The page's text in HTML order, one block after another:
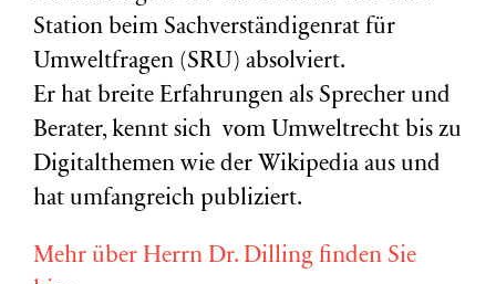
Station beim Sachverständigenrat für
Umweltfragen (SRU) absolviert.
Er hat breite Erfahrungen als Sprecher und
Berater, kennt sich vom Umweltrecht bis zu
Digitalthemen wie der Wikipedia aus und
hat umfangreich publiziert.
Mehr über Herrn Dr. Dilling finden Sie